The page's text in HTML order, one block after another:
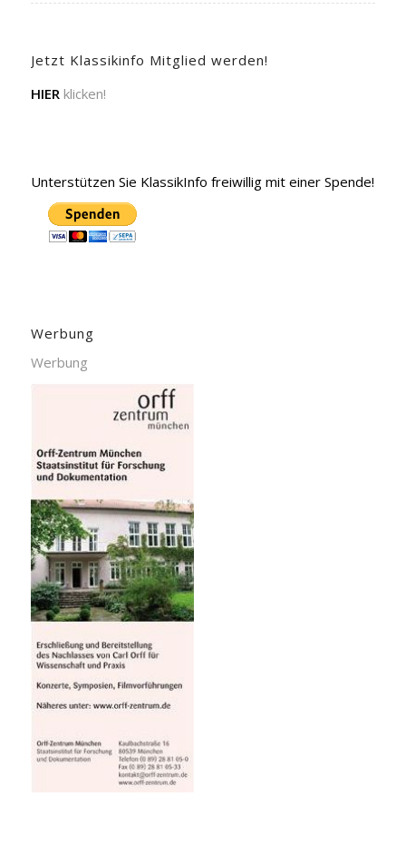
Jetzt Klassikinfo Mitglied werden!
HIER klicken!
Unterstützen Sie KlassikInfo freiwillig mit einer Spende!
Werbung
Werbung